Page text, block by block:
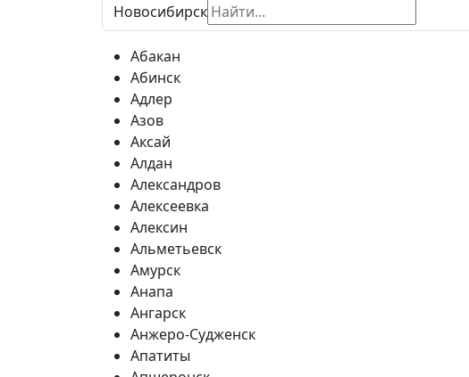
Новосибирск
Абакан
Абинск
Адлер
Азов
Аксай
Алдан
Александров
Алексеевка
Алексин
Альметьевск
Амурск
Анапа
Ангарск
Анжеро-Судженск
Апатиты